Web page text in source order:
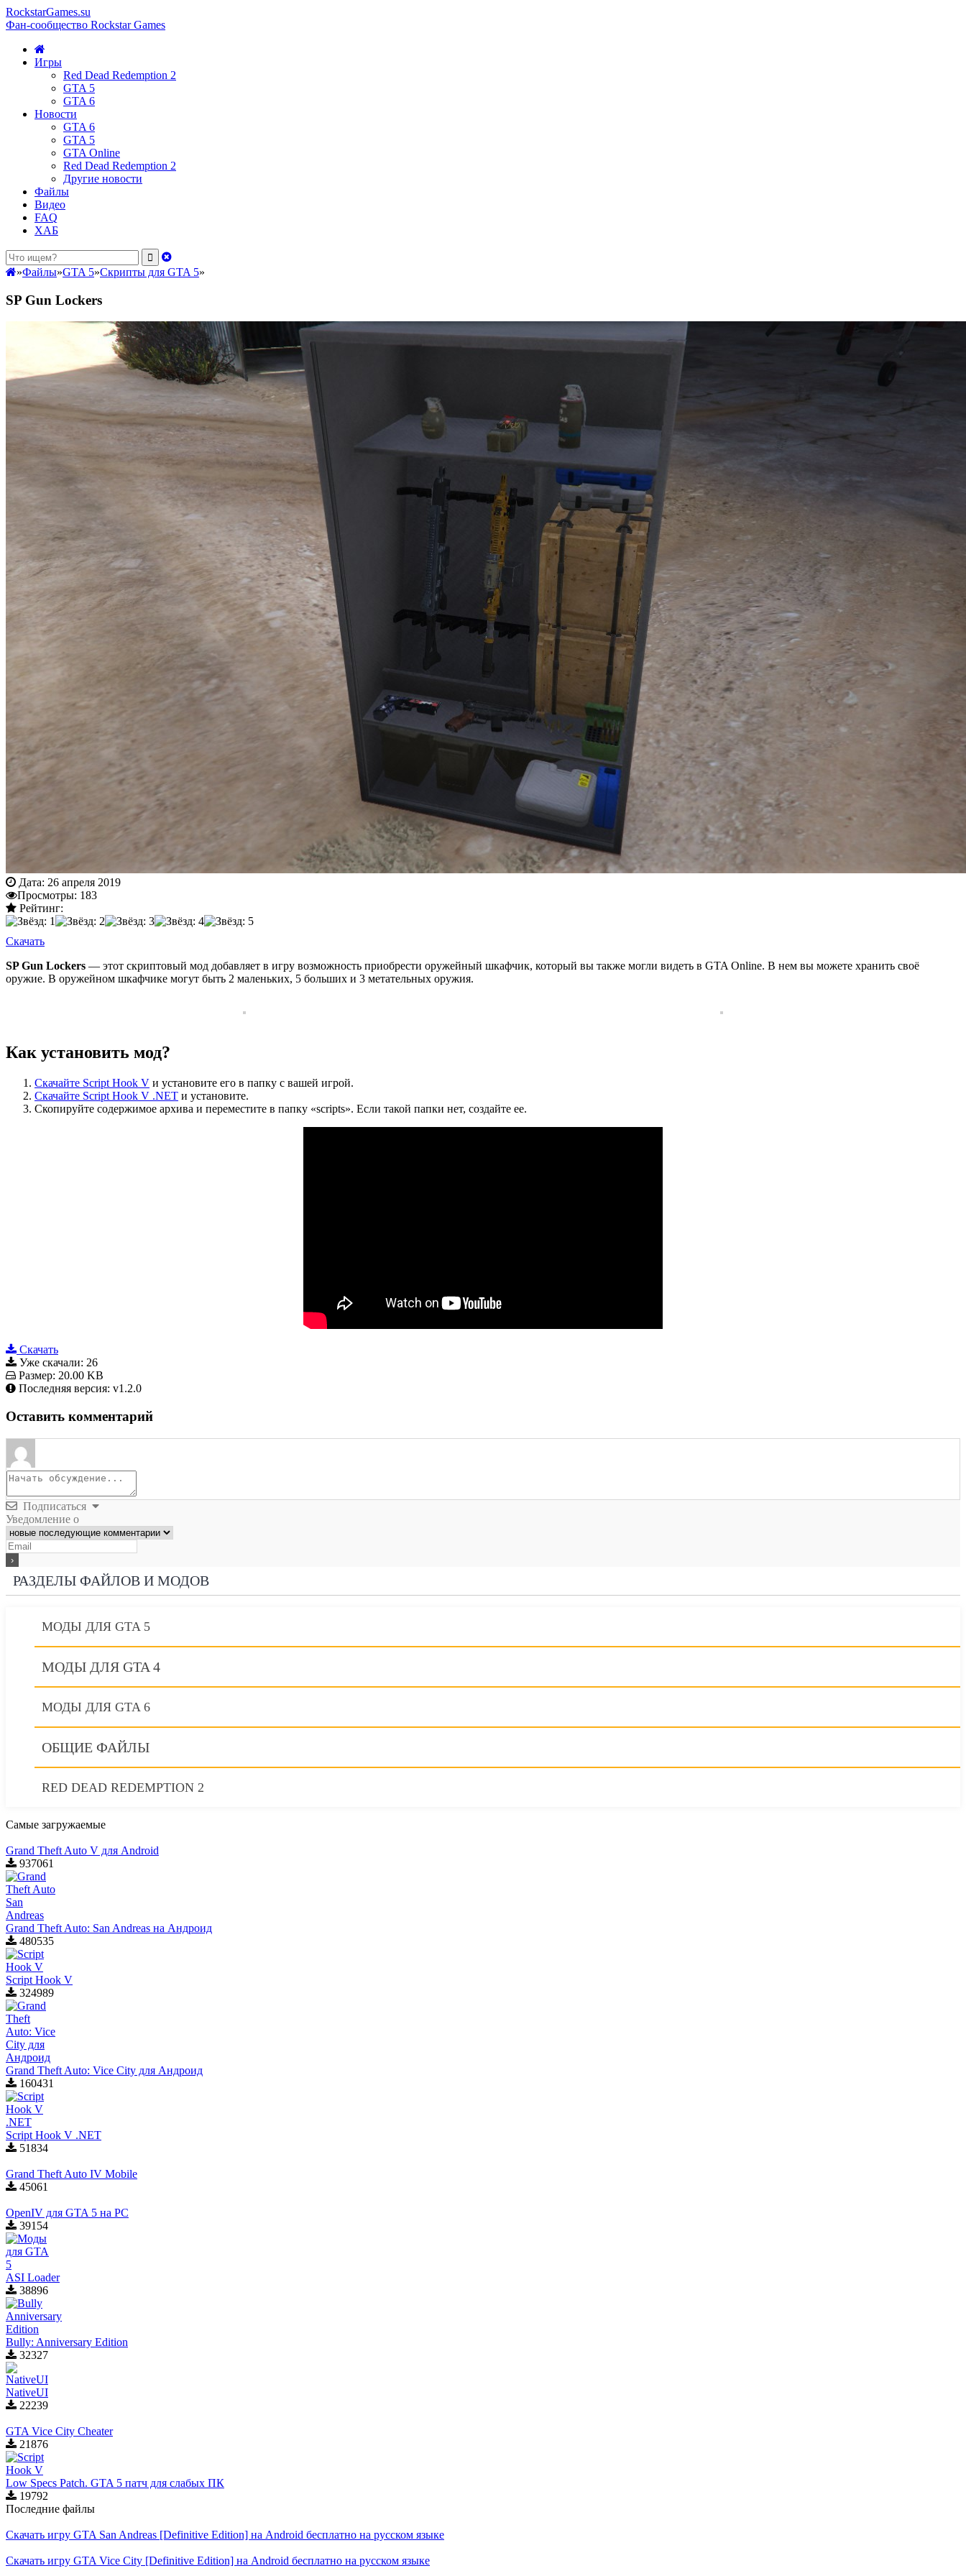
RockstarGames.su
Фан-сообщество Rockstar Games
Игры
Red Dead Redemption 2
GTA 5
GTA 6
Новости
GTA 6
GTA 5
GTA Online
Red Dead Redemption 2
Другие новости
Файлы
Видео
FAQ
ХАБ
»Файлы»GTA 5»Скрипты для GTA 5»
SP Gun Lockers
Дата: 26 апреля 2019
Просмотры: 183
Рейтинг:
Скачать
SP Gun Lockers — этот скриптовый мод добавляет в игру возможность приобрести оружейный шкафчик, который вы также могли видеть в GTA Online. В нем вы можете хранить своё
оружие. В оружейном шкафчике могут быть 2 маленьких, 5 больших и 3 метательных оружия.
Как установить мод?
Скачайте Script Hook V и установите его в папку с вашей игрой.
Скачайте Script Hook V .NET и установите.
Скопируйте содержимое архива и переместите в папку «scripts». Если такой папки нет, создайте ее.
Скачать
Уже скачали: 26
Размер: 20.00 KB
Последняя версия: v1.2.0
Оставить комментарий
Подписаться
Уведомление о
РАЗДЕЛЫ ФАЙЛОВ И МОДОВ
МОДЫ ДЛЯ GTA 5
МОДЫ ДЛЯ GTA 4
МОДЫ ДЛЯ GTA 6
ОБЩИЕ ФАЙЛЫ
RED DEAD REDEMPTION 2
Самые загружаемые
Grand Theft Auto V для Android
937061
Grand Theft Auto: San Andreas на Андроид
480535
Script Hook V
324989
Grand Theft Auto: Vice City для Aндроид
160431
Script Hook V .NET
51834
Grand Theft Auto IV Mobile
45061
OpenIV для GTA 5 на PC
39154
ASI Loader
38896
Bully: Anniversary Edition
32327
NativeUI
22239
GTA Vice City Cheater
21876
Low Specs Patch. GTA 5 патч для слабых ПК
19792
Последние файлы
Скачать игру GTA San Andreas [Definitive Edition] на Android бесплатно на русском языке
Скачать игру GTA Vice City [Definitive Edition] на Android бесплатно на русском языке